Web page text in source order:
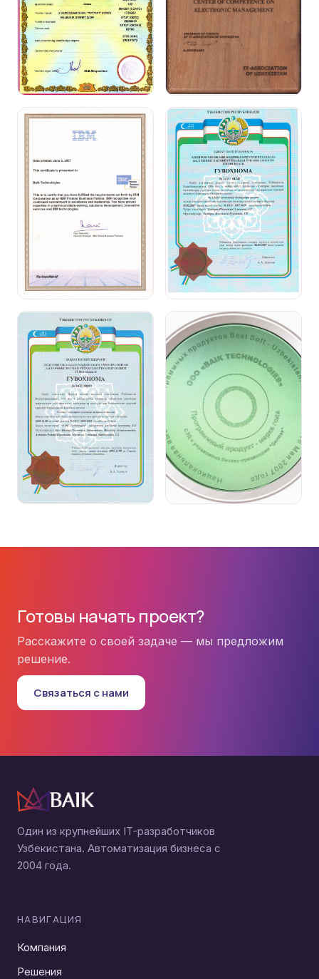
Готовы начать проект?
Расскажите о своей задаче — мы предложим
решение.
Связаться с нами
Один из крупнейших IT-разработчиков
Узбекистана. Автоматизация бизнеса с
2004 года.
НАВИГАЦИЯ
Компания
Решения